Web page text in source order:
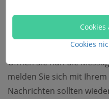
Öffnen Sie nun die
melden Sie sich mit
Nachrichten sollten
Cookies